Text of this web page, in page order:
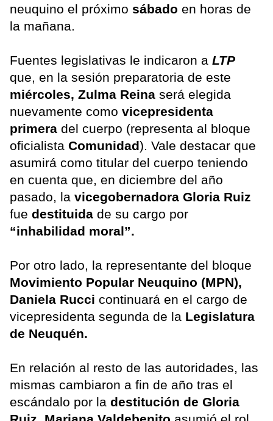
neuquino el próximo sábado en horas de
la mañana.
Fuentes legislativas le indicaron a LTP
que, en la sesión preparatoria de este
miércoles, Zulma Reina será elegida
nuevamente como vicepresidenta
primera del cuerpo (representa al bloque
oficialista Comunidad). Vale destacar que
asumirá como titular del cuerpo teniendo
en cuenta que, en diciembre del año
pasado, la vicegobernadora Gloria Ruiz
fue destituida de su cargo por
“inhabilidad moral”.
Por otro lado, la representante del bloque
Movimiento Popular Neuquino (MPN),
Daniela Rucci continuará en el cargo de
vicepresidenta segunda de la Legislatura
de Neuquén.
En relación al resto de las autoridades, las
mismas cambiaron a fin de año tras el
escándalo por la destitución de Gloria